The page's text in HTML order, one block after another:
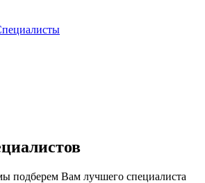
подберем Вам лучшего специалиста